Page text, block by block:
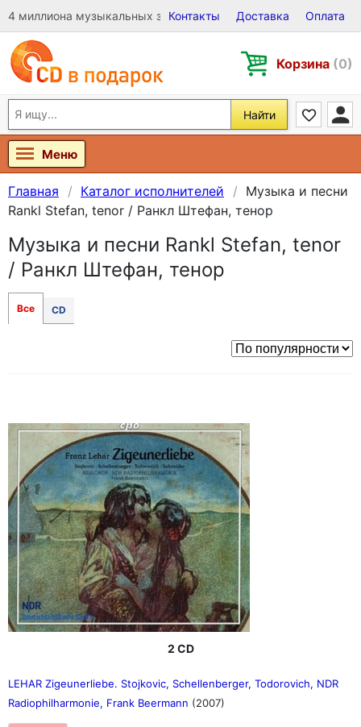
4 миллиона музыкальных записей на Виниле, CD и DVD
Контакты Доставка Оплата
Корзина (0)
Найти
Меню
Главная Каталог исполнителей
Музыка и песни
Rankl Stefan, tenor / Ранкл Штефан, тенор
Музыка и песни Rankl Stefan, tenor
/ Ранкл Штефан, тенор
Все CD
2 CD
LEHAR Zigeunerliebe. Stojkovic, Schellenberger, Todorovich, NDR
Radiophilharmonie, Frank Beermann (2007)